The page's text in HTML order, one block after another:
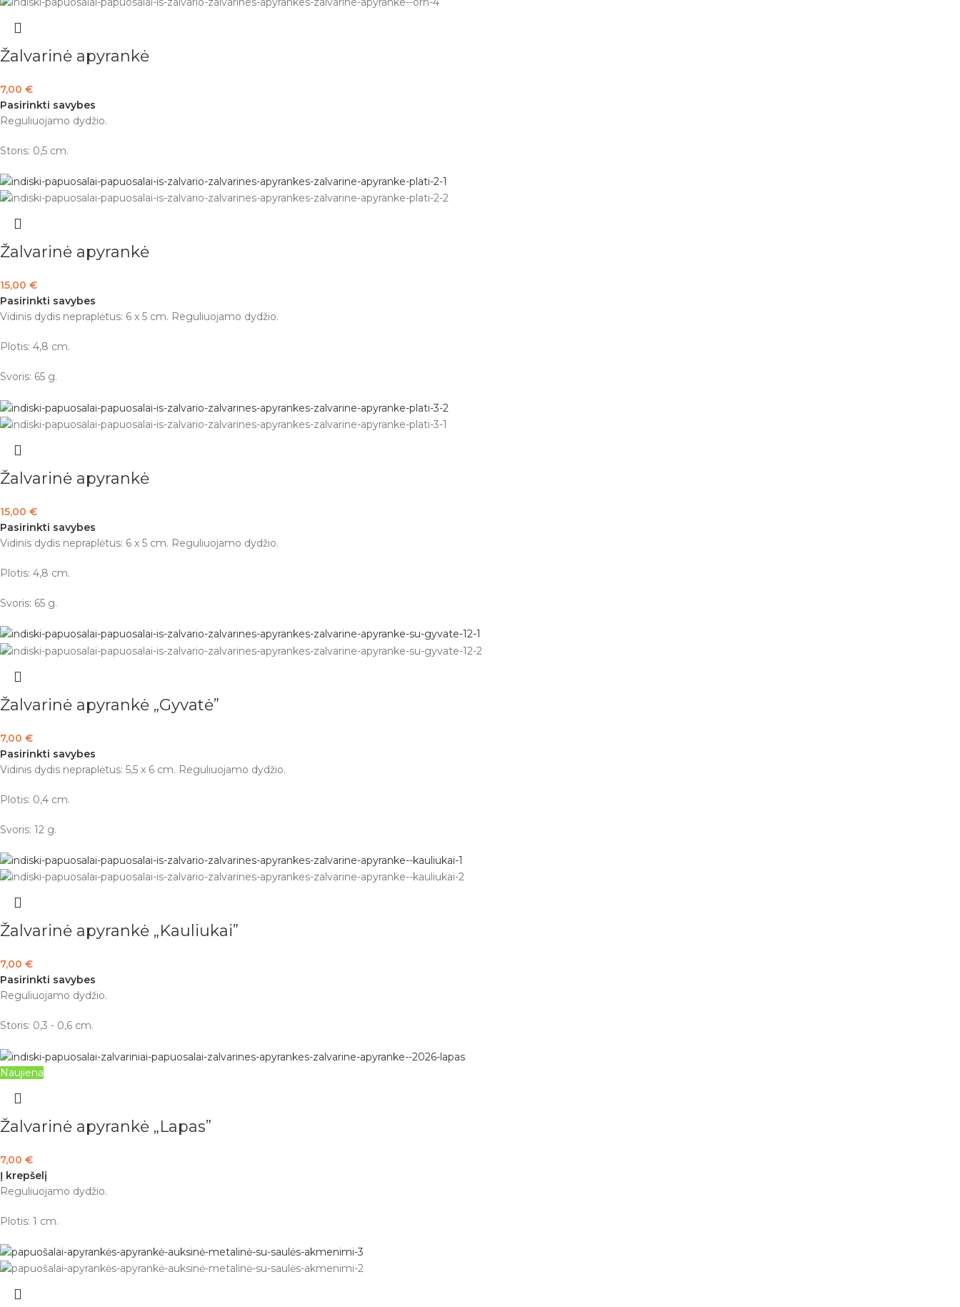
Žalvarinė apyrankė
7,00 €
Pasirinkti savybes
Reguliuojamo dydžio.
Storis: 0,5 cm.
Žalvarinė apyrankė
15,00 €
Pasirinkti savybes
Vidinis dydis nepraplėtus: 6 x 5 cm. Reguliuojamo dydžio.
Plotis: 4,8 cm.
Svoris: 65 g.
Žalvarinė apyrankė
15,00 €
Pasirinkti savybes
Vidinis dydis nepraplėtus: 6 x 5 cm. Reguliuojamo dydžio.
Plotis: 4,8 cm.
Svoris: 65 g.
Žalvarinė apyrankė „Gyvatė”
7,00 €
Pasirinkti savybes
Vidinis dydis nepraplėtus: 5,5 x 6 cm. Reguliuojamo dydžio.
Plotis: 0,4 cm.
Svoris: 12 g.
Žalvarinė apyrankė „Kauliukai”
7,00 €
Pasirinkti savybes
Reguliuojamo dydžio.
Storis: 0,3 - 0,6 cm.
Naujiena
Žalvarinė apyrankė „Lapas”
7,00 €
Į krepšelį
Reguliuojamo dydžio.
Plotis: 1 cm.